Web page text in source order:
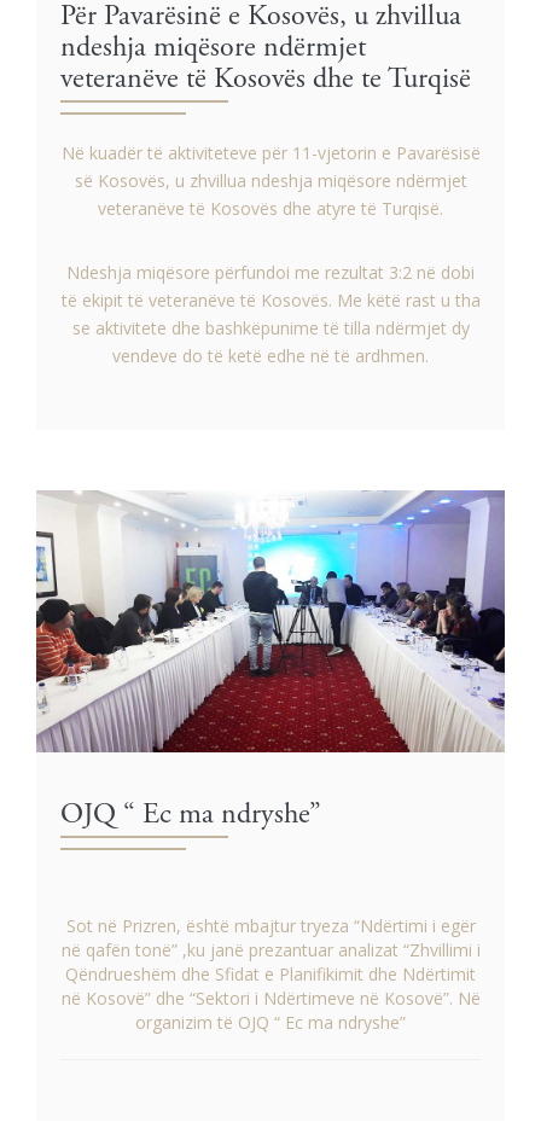
Për Pavarësinë e Kosovës, u zhvillua
ndeshja miqësore ndërmjet
veteranëve të Kosovës dhe te Turqisë
Në kuadër të aktiviteteve për 11-vjetorin e Pavarësisë
së Kosovës, u zhvillua ndeshja miqësore ndërmjet
veteranëve të Kosovës dhe atyre të Turqisë.
Ndeshja miqësore përfundoi me rezultat 3:2 në dobi
të ekipit të veteranëve të Kosovës. Me këtë rast u tha
se aktivitete dhe bashkëpunime të tilla ndërmjet dy
vendeve do të ketë edhe në të ardhmen.
OJQ “ Ec ma ndryshe”
Sot në Prizren, është mbajtur tryeza “Ndërtimi i egër
në qafën tonë” ,ku janë prezantuar analizat “Zhvillimi i
Qëndrueshëm dhe Sfidat e Planifikimit dhe Ndërtimit
në Kosovë” dhe “Sektori i Ndërtimeve në Kosovë”. Në
organizim të OJQ “ Ec ma ndryshe”